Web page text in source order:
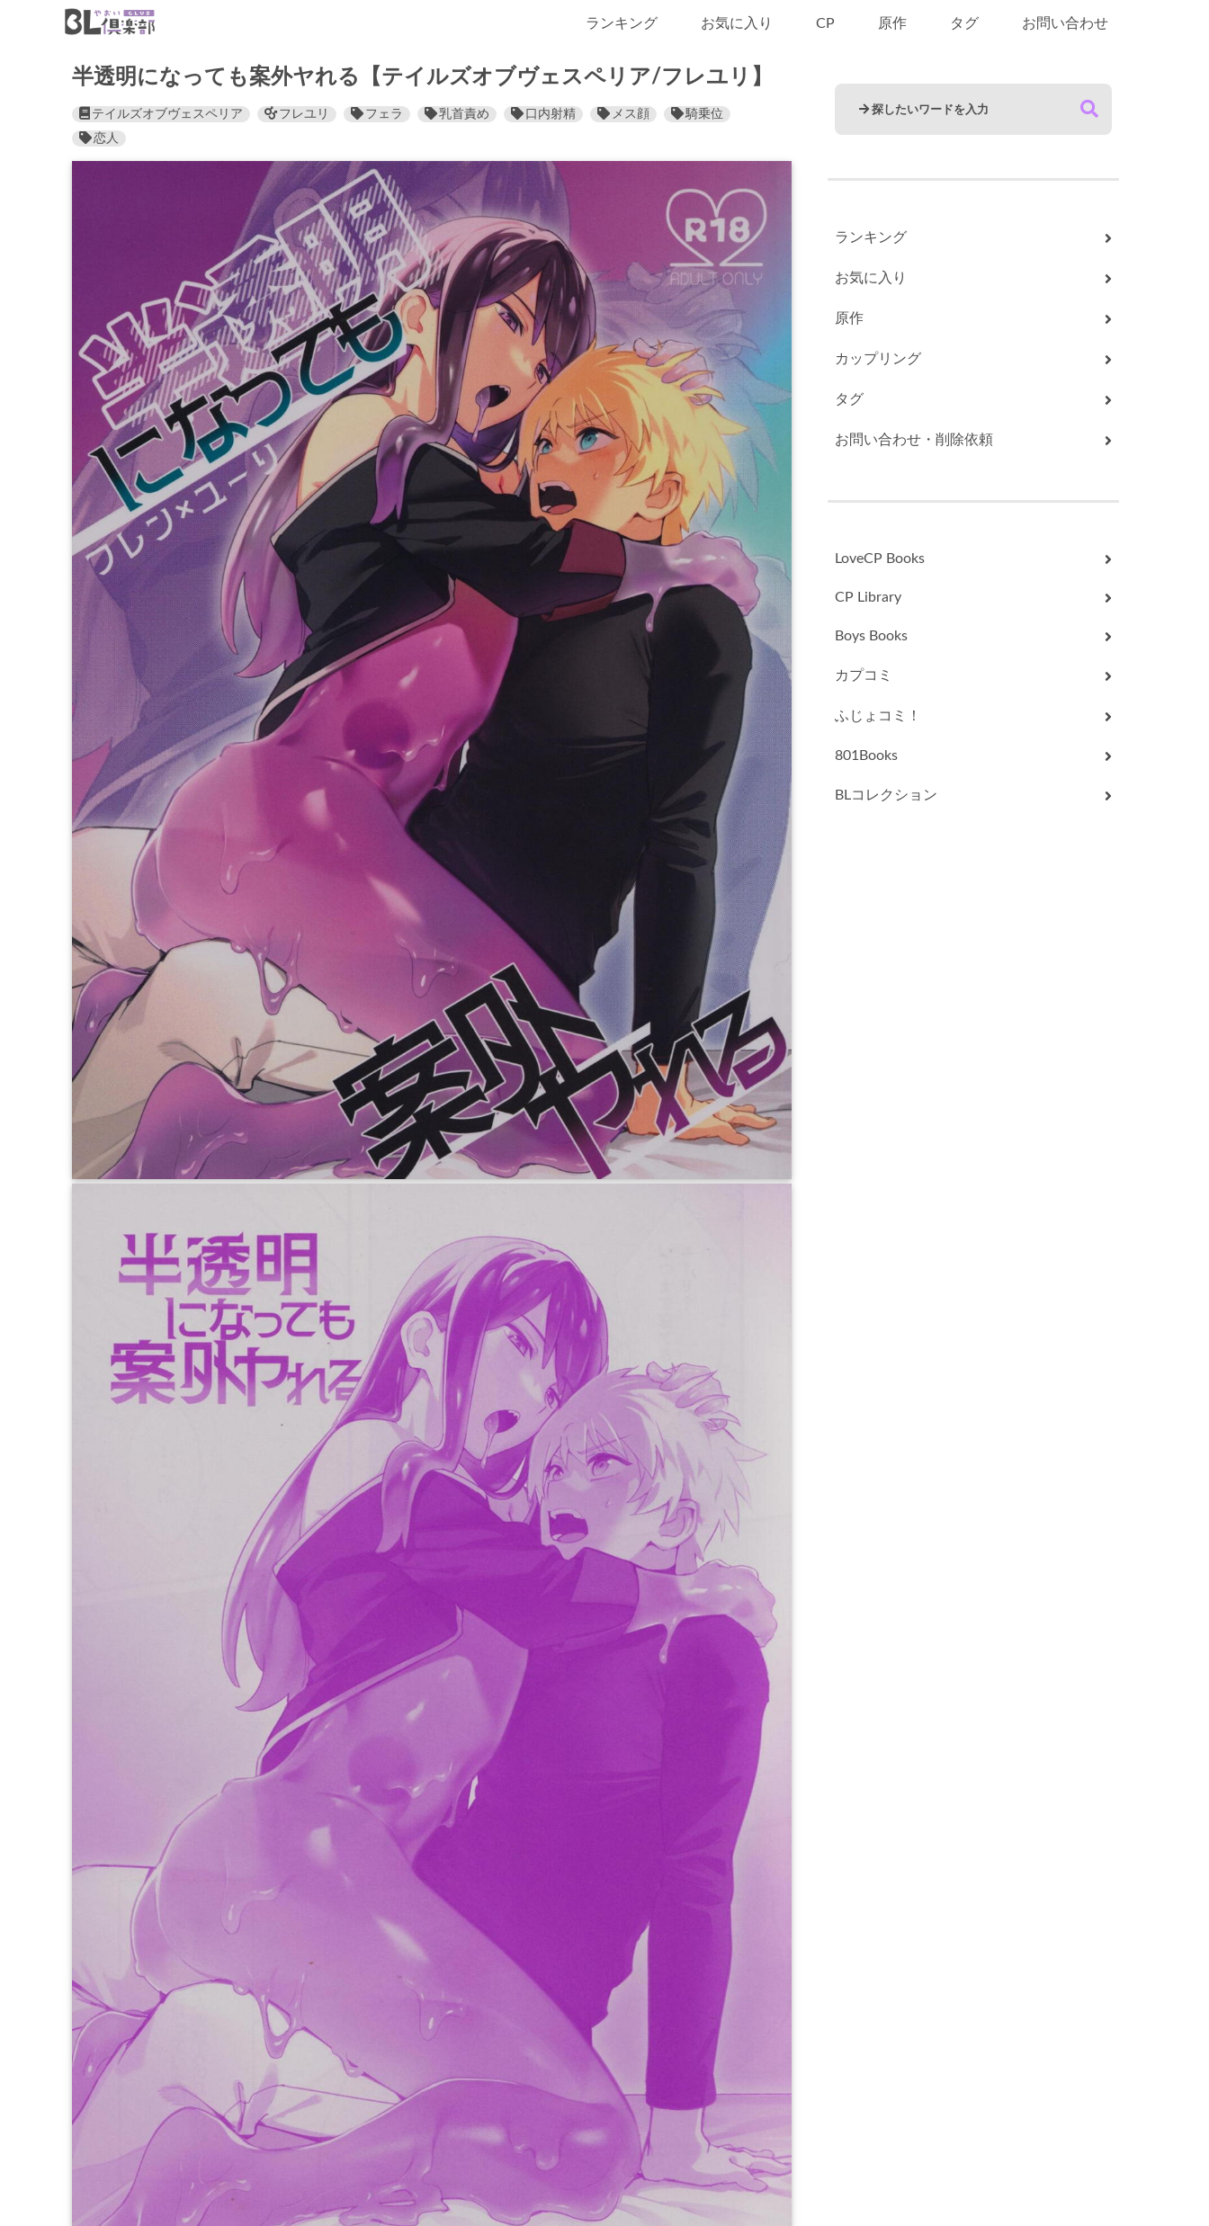
ランキング お気に入り CP 原作 タグ お問い合わせ
半透明になっても案外ヤれる【テイルズオブヴェスペリア/フレユリ】
テイルズオブヴェスペリア フレユリ フェラ 乳首責め 口内射精 メス顔
騎乗位
恋人
ランキング
お気に入り
原作
カップリング
タグ
お問い合わせ・削除依頼
LoveCP Books
CP Library
Boys Books
カプコミ
ふじょコミ！
801Books
BLコレクション